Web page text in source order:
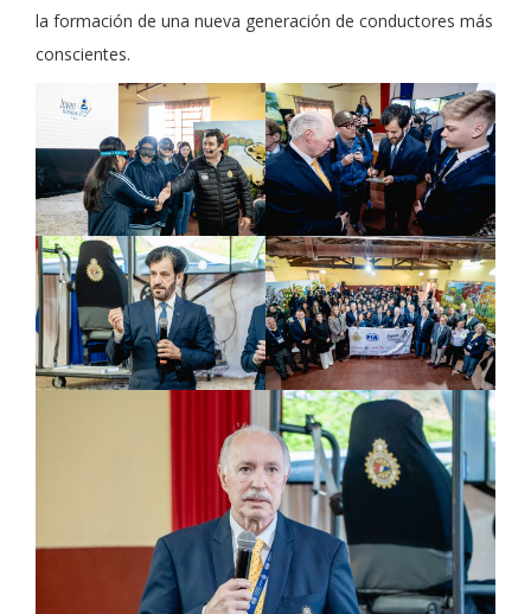
la formación de una nueva generación de conductores más
conscientes.